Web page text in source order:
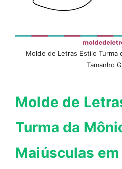
Molde de Letras Estilo Turma
Tamanho
Molde de
Turma da
Maiúsculas